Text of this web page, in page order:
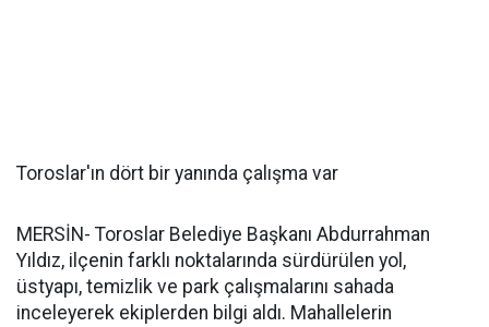
Toroslar'ın dört bir yanında çalışma var
MERSİN- Toroslar Belediye Başkanı Abdurrahman
Yıldız, ilçenin farklı noktalarında sürdürülen yol,
üstyapı, temizlik ve park çalışmalarını sahada
inceleyerek ekiplerden bilgi aldı. Mahallelerin